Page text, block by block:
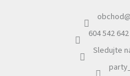
obchod@
604 542
Sledujte